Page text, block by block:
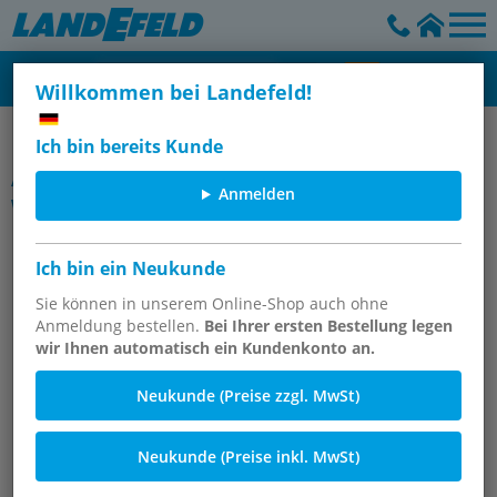
Willkommen bei Landefeld!
Ich bin bereits Kunde
Anmelden
Ich bin ein Neukunde
Sie können in unserem Online-Shop auch ohne
Anmeldung bestellen. Bei Ihrer ersten Bestellung legen
wir Ihnen automatisch ein Kundenkonto an.
Neukunde (Preise zzgl. MwSt)
Neukunde (Preise inkl. MwSt)
Wartungsgeräte - Futura
Artikelgruppe
Wartungseinheiten 3-teilig - Futura-
Baureihe 2, 3500 l/min